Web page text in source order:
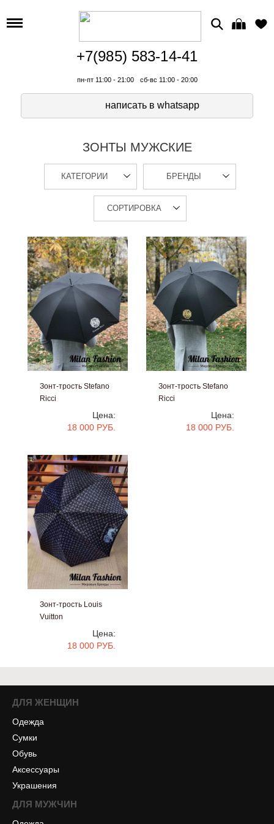
+7(985) 583-14-41
пн-пт 11:00 - 21:00 сб-вс 11:00 - 20:00
написать в whatsapp
ЗОНТЫ МУЖСКИЕ
КАТЕГОРИИ БРЕНДЫ
СОРТИРОВКА
Зонт-трость Stefano
Ricci
Цена:
18 000 РУБ.
Зонт-трость Stefano
Ricci
Цена:
18 000 РУБ.
Зонт-трость Louis
Vuitton
Цена:
18 000 РУБ.
ДЛЯ ЖЕНЩИН
Одежда
Сумки
Обувь
Аксессуары
Украшения
ДЛЯ МУЖЧИН